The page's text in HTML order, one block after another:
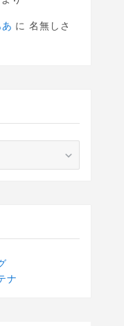
に名無しさ
ナ